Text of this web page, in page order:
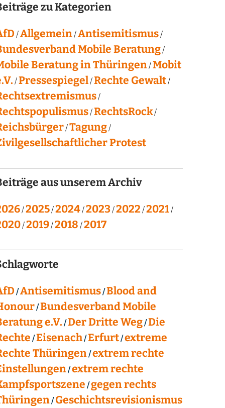
zu Kategorien
Allgemein Antisemitismus
Mobile Beratung
Beratung in Thüringen Mobit
Pressespiegel Rechte Gewalt
RechtsRock
Tagung
Protest
aus unserem Archiv
2025 2024 2023 2022 2021
2019 2018 2017
Antisemitismus Blood and
Bundesverband Mobile
e.V. Der Dritte Weg Die
Eisenach Erfurt extreme
Thüringen extrem rechte
extrem rechte
gegen rechts
Geschichtsrevisionismus